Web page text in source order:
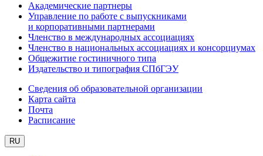
Академические партнеры
Управление по работе с выпускниками
и корпоративными партнерами
Членство в международных ассоциациях
Членство в национальных ассоциациях и консорциумах
Общежитие гостиничного типа
Издательство и типография СПбГЭУ
Сведения об образовательной организации
Карта сайта
Почта
Расписание
RU